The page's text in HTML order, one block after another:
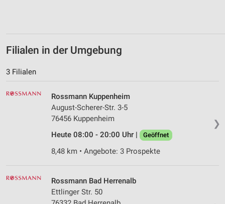
Filialen in der Umgebung
3 Filialen
❯
Rossmann Kuppenheim
August-Scherer-Str. 3-5
76456 Kuppenheim
Heute 08:00 - 20:00 Uhr |
Geöffnet
8,48 km • Angebote: 3 Prospekte
Rossmann Bad Herrenalb
Ettlinger Str. 50